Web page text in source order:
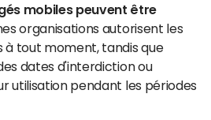
mobiles peuvent être
organisations autorisent les
à tout moment, tandis que
dates d'interdiction ou
utilisation pendant les périodes